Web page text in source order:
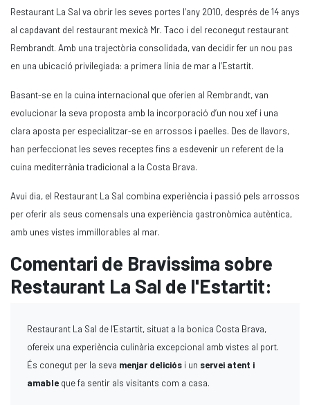
Restaurant La Sal va obrir les seves portes l’any 2010, després de 14 anys
al capdavant del restaurant mexicà Mr. Taco i del reconegut restaurant
Rembrandt. Amb una trajectòria consolidada, van decidir fer un nou pas
en una ubicació privilegiada: a primera línia de mar a l’Estartit.
Basant-se en la cuina internacional que oferien al Rembrandt, van
evolucionar la seva proposta amb la incorporació d’un nou xef i una
clara aposta per especialitzar-se en arrossos i paelles. Des de llavors,
han perfeccionat les seves receptes fins a esdevenir un referent de la
cuina mediterrània tradicional a la Costa Brava.
Avui dia, el Restaurant La Sal combina experiència i passió pels arrossos
per oferir als seus comensals una experiència gastronòmica autèntica,
amb unes vistes immillorables al mar.
Comentari de Bravissima sobre
Restaurant La Sal de l'Estartit:
Restaurant La Sal de l'Estartit, situat a la bonica Costa Brava,
ofereix una experiència culinària excepcional amb vistes al port.
És conegut per la seva menjar deliciós i un servei atent i
amable que fa sentir als visitants com a casa.